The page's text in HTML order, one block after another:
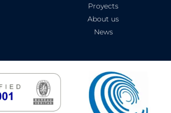
Proyects
About us
News